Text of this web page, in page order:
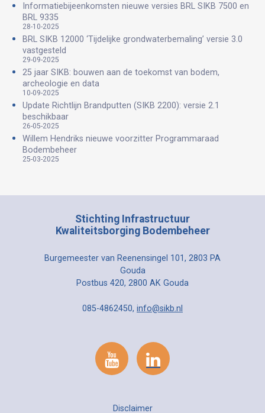
Informatiebijeenkomsten nieuwe versies BRL SIKB 7500 en
BRL 9335
28-10-2025
BRL SIKB 12000 ‘Tijdelijke grondwaterbemaling’ versie 3.0
vastgesteld
29-09-2025
25 jaar SIKB: bouwen aan de toekomst van bodem,
archeologie en data
10-09-2025
Update Richtlijn Brandputten (SIKB 2200): versie 2.1
beschikbaar
26-05-2025
Willem Hendriks nieuwe voorzitter Programmaraad
Bodembeheer
25-03-2025
Stichting Infrastructuur
Kwaliteitsborging Bodembeheer
Burgemeester van Reenensingel 101, 2803 PA
Gouda
Postbus 420, 2800 AK Gouda
085-4862450, info@sikb.nl
Disclaimer